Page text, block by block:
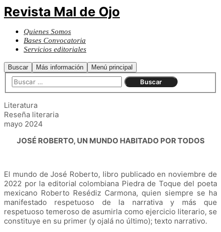
Revista Mal de Ojo
Quienes Somos
Bases Convocatoria
Servicios editoriales
Buscar Más información Menú principal
Literatura
Reseña literaria
mayo 2024
JOSÉ ROBERTO, UN MUNDO HABITADO POR TODOS
El mundo de José Roberto, libro publicado en noviembre de
2022 por la editorial colombiana Piedra de Toque del poeta
mexicano Roberto Resédiz Carmona, quien siempre se ha
manifestado respetuoso de la narrativa y más que
respetuoso temeroso de asumirla como ejercicio literario, se
constituye en su primer (y ojalá no último); texto narrativo.